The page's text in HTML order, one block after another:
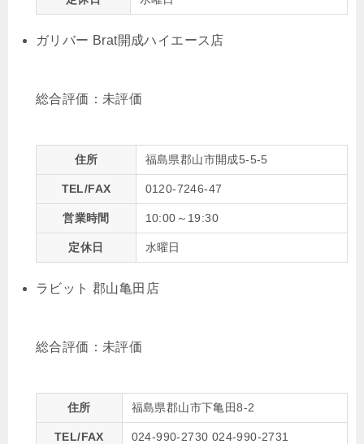
ガリバー Brat開成ハイエース店
総合評価： 未評価
住所 福島県郡山市開成5-5-5
TEL/FAX 0120-7246-47
営業時間 10:00～19:30
定休日 水曜日
ラビット 郡山亀田店
総合評価： 未評価
住所 福島県郡山市下亀田8-2
TEL/FAX 024-990-2730 024-990-2731